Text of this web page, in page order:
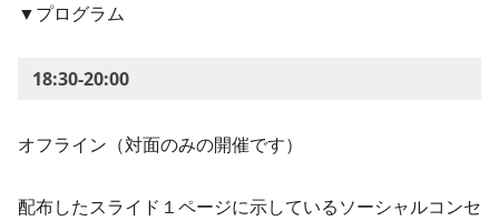
▼プログラム
18:30-20:00
オフライン（対面のみの開催です）
配布したスライド１ページに示しているソーシャルコンセ